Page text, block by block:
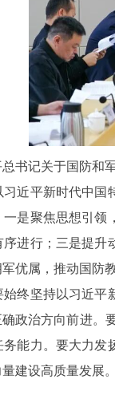
记关于国防和军
平新时代中国特
是聚焦思想引
进行；三是提
优属，推动国防
坚持以习近平新
政治方向前进。
能力。要大力发
建设高质量发展。